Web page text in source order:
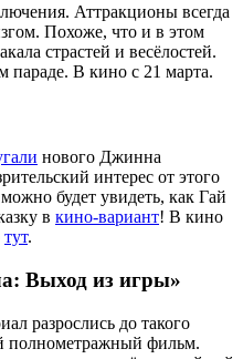
Аттракционы всегда
Похоже, что и в этом
страстей и весёлостей.
параде. В кино с 21 марта.
нового Джинна
интерес от этого
будет увидеть, как Гай
в кино-вариант! В кино
тут.
Выход из игры»
разрослись до такого
полнометражный фильм.